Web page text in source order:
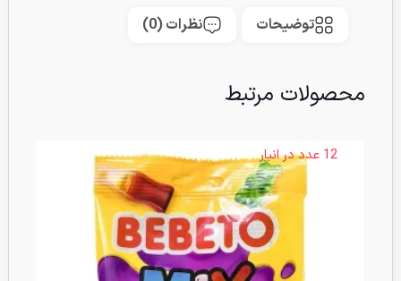
توضیحات نظرات (0)
محصولات مرتبط
12 عدد در انبار